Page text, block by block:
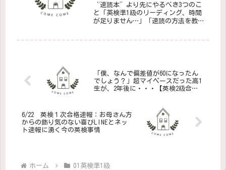
“速読本”より先にやるべき3つのこ
と「英検準1級のリーディング、時間
が足りません…」「速読の方法を教え
「僕、なんで偏差値が60になったん
でしょう？」超マイペースだった高1
生が、2年後に・・・【英検2級合
6/22 英検１次合格速報：お母さん方
からの飾り気のない喜びLINEとネッ
ト速報に湧く今の英検事情
ホーム 01英検準1級